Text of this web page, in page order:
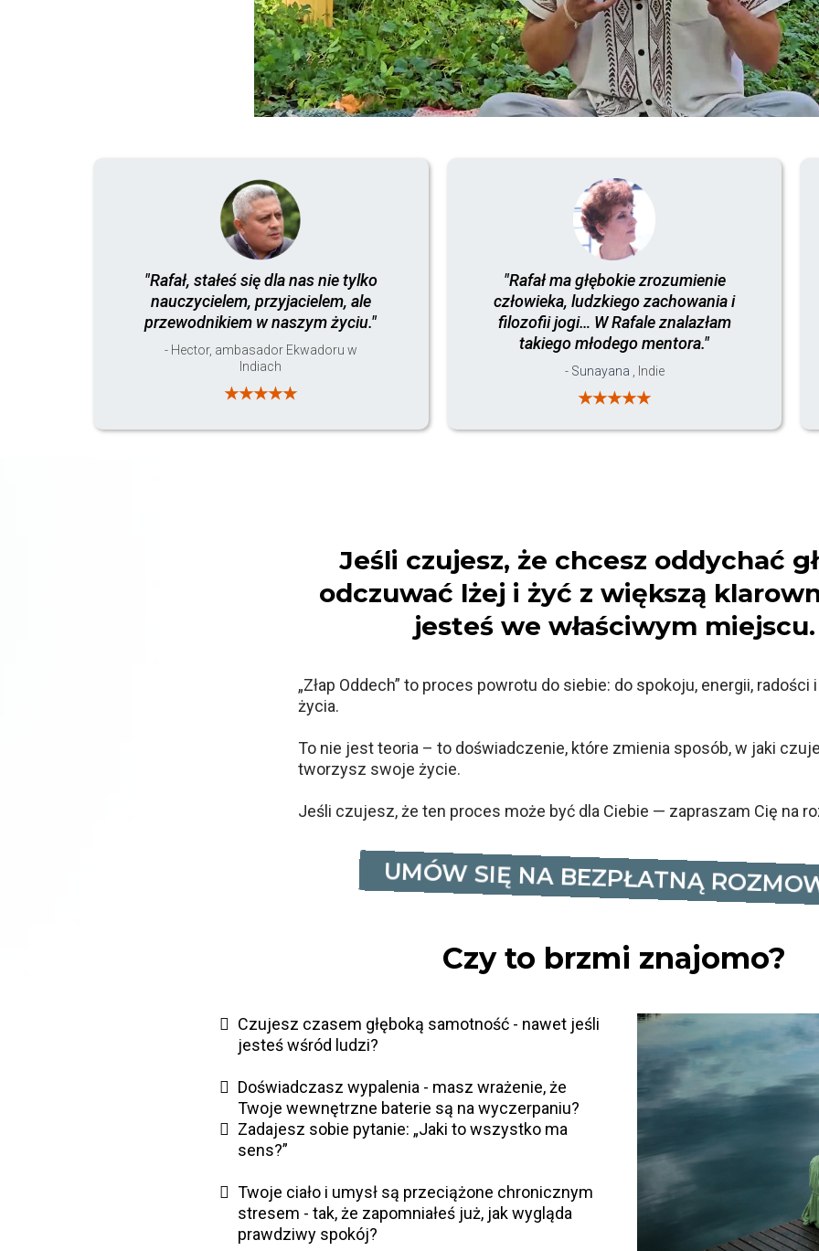
"Rafał, stałeś się dla nas nie tylko
nauczycielem, przyjacielem, ale
przewodnikiem w naszym życiu."
- Hector, ambasador Ekwadoru w
Indiach
★★★★★
"Rafał ma głębokie zrozumienie
człowieka, ludzkiego zachowania i
filozofii jogi… W Rafale znalazłam
takiego młodego mentora."
- Sunayana , Indie
★★★★★
Jeśli czujesz, że chcesz oddychać
odczuwać lżej i żyć z większą
jesteś we właściwym miejscu.
„Złap Oddech” to proces powrotu do siebie: do spokoju, energii, radości
życia.
To nie jest teoria – to doświadczenie, które zmienia sposób, w jaki
tworzysz swoje życie.
Jeśli czujesz, że ten proces może być dla Ciebie — zapraszam Cię na
UMÓW SIĘ NA BEZPŁATNĄ
Czy to brzmi znajomo?
Czujesz czasem głęboką samotność - nawet jeśli
jesteś wśród ludzi?
Doświadczasz wypalenia - masz wrażenie, że
Twoje wewnętrzne baterie są na wyczerpaniu?
Zadajesz sobie pytanie: „Jaki to wszystko ma
sens?”
Twoje ciało i umysł są przeciążone chronicznym
stresem - tak, że zapomniałeś już, jak wygląda
prawdziwy spokój?